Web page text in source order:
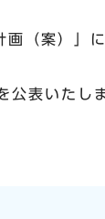
（案）」
表いたし